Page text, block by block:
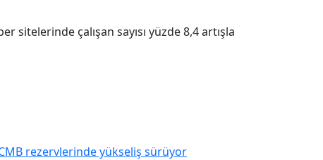
çalışan sayısı yüzde 8,4 artışla